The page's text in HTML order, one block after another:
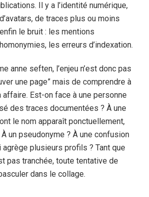
Il y a l’identité numérique,
de traces plus ou moins
le bruit : les mentions
les erreurs d’indexation.
anne seften, l’enjeu n’est donc pas
une page” mais de comprendre à
affaire. Est-on face à une personne
des traces documentées ? À une
le nom apparaît ponctuellement,
un pseudonyme ? À une confusion
agrège plusieurs profils ? Tant que
pas tranchée, toute tentative de
dans le collage.